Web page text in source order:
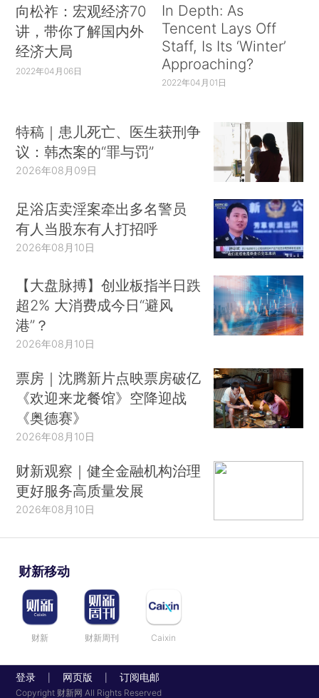
向松祚：宏观经济70
讲，带你了解国内外
经济大局
2022年04月06日
In Depth: As
Tencent Lays Off
Staff, Is Its ‘Winter’
Approaching?
2022年04月01日
特稿｜患儿死亡、医生获刑争
议：韩杰案的“罪与罚”
2026年08月09日
足浴店卖淫案牵出多名警员
有人当股东有人打招呼
2026年08月10日
【大盘脉搏】创业板指半日跌
超2% 大消费成今日“避风
港”？
2026年08月10日
票房｜沈腾新片点映票房破亿
《欢迎来龙餐馆》空降迎战
《奥德赛》
2026年08月10日
财新观察｜健全金融机构治理
更好服务高质量发展
2026年08月10日
财新移动
财新 财新周刊 Caixin
登录 网页版 订阅电邮
Copyright 财新网 All Rights Reserved